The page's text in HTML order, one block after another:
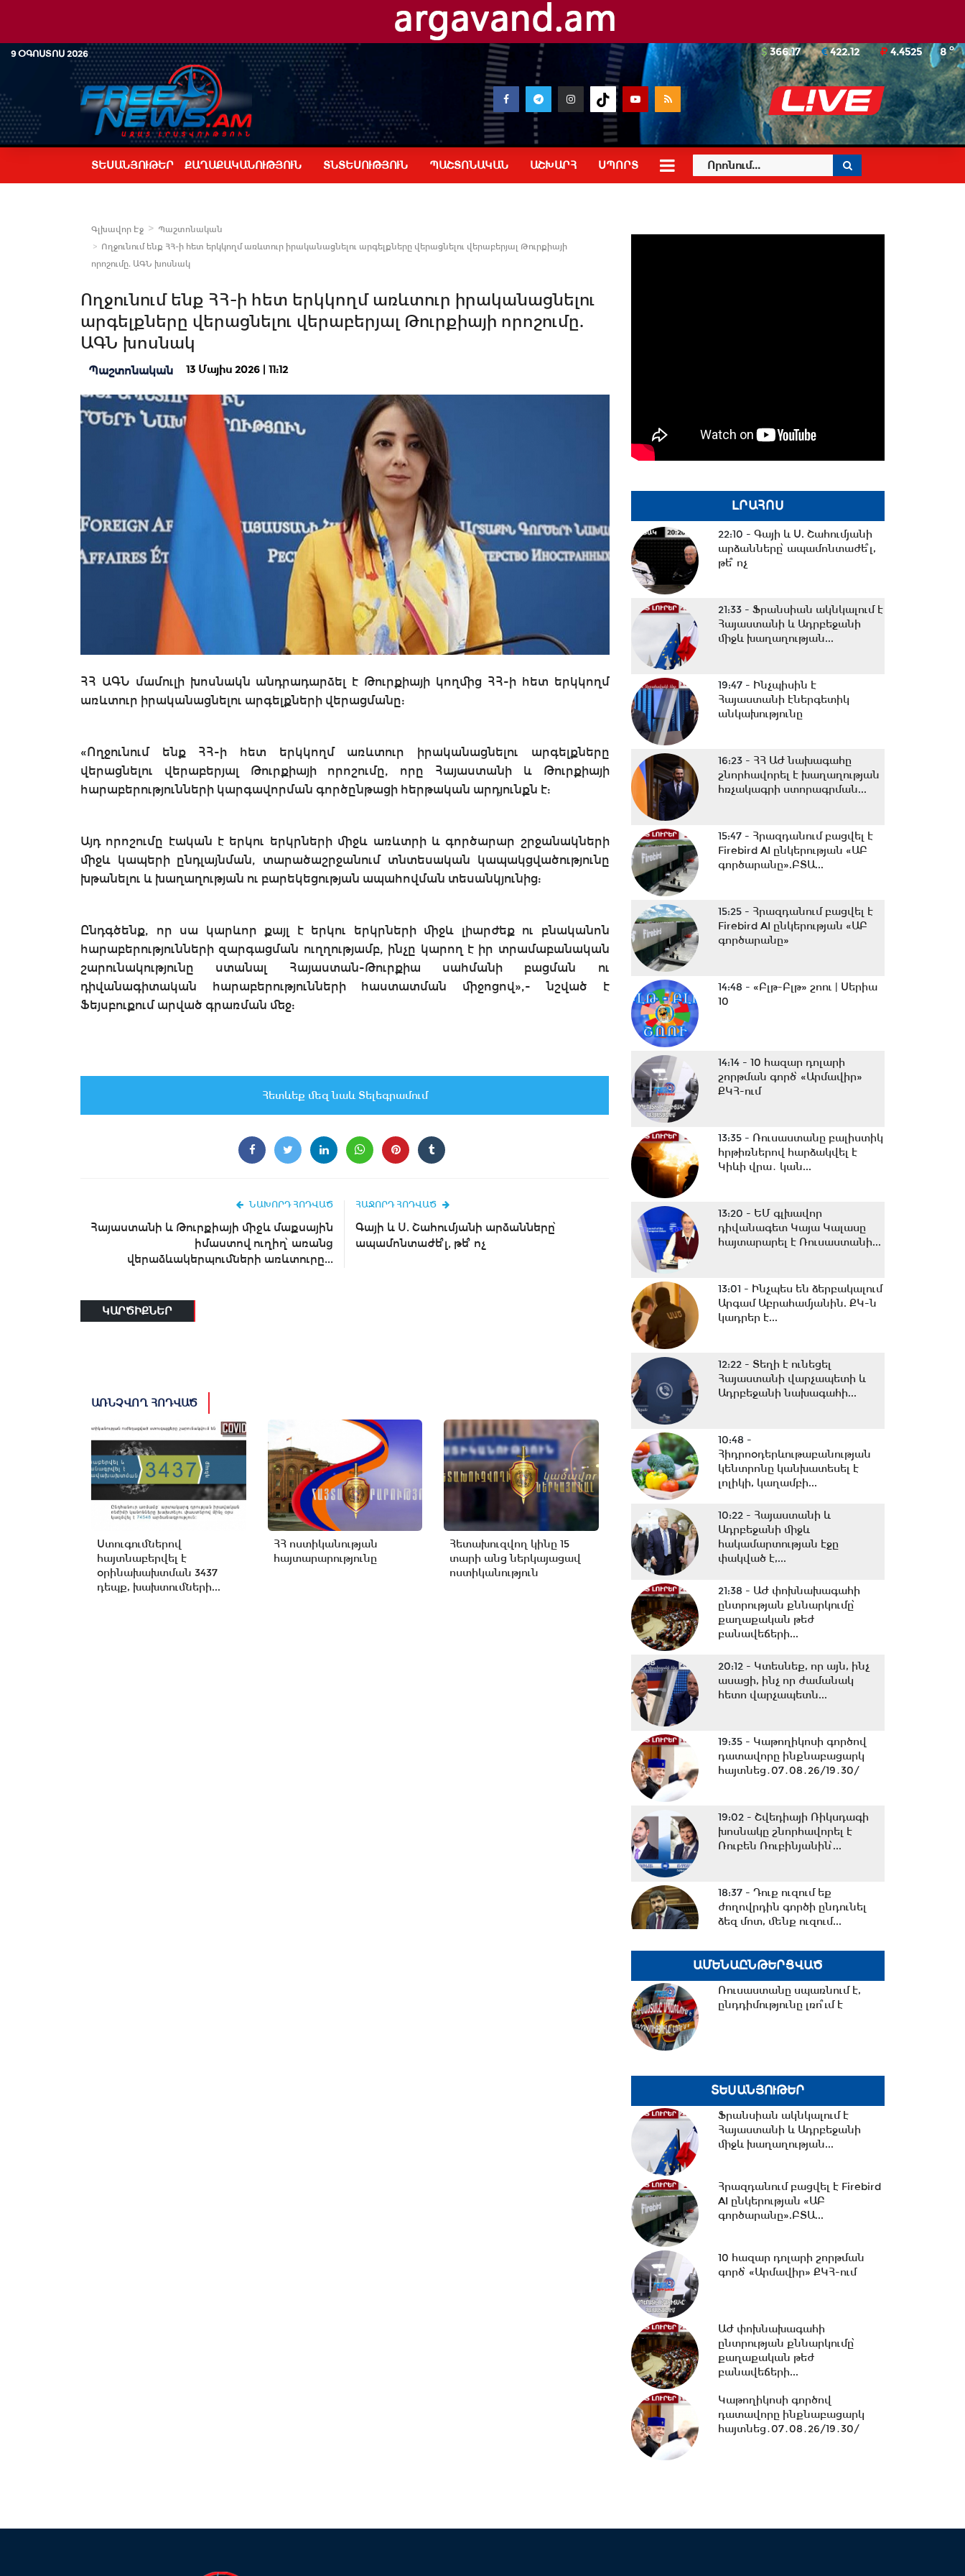
9 ՕԳՈՍՏՈՍ 2026 8o
366.17 422.12 4.4525
ՏԵՍԱՆՅՈՒԹԵՐ ՔԱՂԱՔԱԿԱՆՈՒԹՅՈՒՆ ՏՆՏԵՍՈՒԹՅՈՒՆ ՊԱՇՏՈՆԱԿԱՆ ԱՇԽԱՐՀ ՍՊՈՐՏ
Գլխավոր Էջ
Պաշտոնական
Ողջունում ենք ՀՀ-ի հետ երկկողմ առևտուր իրականացնելու արգելքները վերացնելու վերաբերյալ Թուրքիայի
որոշումը. ԱԳՆ խոսնակ
Ողջունում ենք ՀՀ-ի հետ երկկողմ առևտուր իրականացնելու
արգելքները վերացնելու վերաբերյալ Թուրքիայի որոշումը.
ԱԳՆ խոսնակ
Պաշտոնական 13 Մայիս 2026 | 11:12
ՀՀ ԱԳՆ մամուլի խոսնակն անդրադարձել է Թուրքիայի կողմից ՀՀ-ի հետ երկկողմ
առևտուր իրականացնելու արգելքների վերացմանը:
«Ողջունում ենք ՀՀ-ի հետ երկկողմ առևտուր իրականացնելու արգելքները
վերացնելու վերաբերյալ Թուրքիայի որոշումը, որը Հայաստանի և Թուրքիայի
հարաբերությունների կարգավորման գործընթացի հերթական արդյունքն է:
Այդ որոշումը էական է երկու երկրների միջև առևտրի և գործարար շրջանակների
միջև կապերի ընդլայնման, տարածաշրջանում տնտեսական կապակցվածությունը
խթանելու և խաղաղության ու բարեկեցության ապահովման տեսանկյունից:
Ընդգծենք, որ սա կարևոր քայլ է երկու երկրների միջև լիարժեք ու բնականոն
հարաբերությունների զարգացման ուղղությամբ, ինչը կարող է իր տրամաբանական
շարունակությունը ստանալ Հայաստան-Թուրքիա սահմանի բացման ու
դիվանագիտական հարաբերությունների հաստատման միջոցով»,- նշված է
Ֆեյսբուքում արված գրառման մեջ:
Հետևեք մեզ նաև Տելեգրամում
ՆԱԽՈՐԴ ՀՈԴՎԱԾ
Հայաստանի և Թուրքիայի միջև մաքսային
իմաստով ուղիղ՝ առանց
վերաձևակերպումների առևտուրը...
ՀԱՋՈՐԴ ՀՈԴՎԱԾ
Գայի և Ս. Շահումյանի արձանները՝
ապամոնտաժե՞լ, թե՞ ոչ
ԿԱՐԾԻՔՆԵՐ
ԱՌՆՉՎՈՂ ՀՈԴՎԱԾ
Ստուգումներով
հայտնաբերվել է
օրինախախտման 3437
դեպք, խախտումների...
ՀՀ ոստիկանության
հայտարարությունը
Հետախուզվող կինը 15
տարի անց ներկայացավ
ոստիկանություն
ԼՐԱՀՈՍ
22:10 - Գայի և Ս. Շահումյանի
արձանները՝ ապամոնտաժե՞լ,
թե՞ ոչ
21:33 - Ֆրանսիան ակնկալում է
Հայաստանի և Ադրբեջանի
միջև խաղաղության...
19:47 - Ինչպիսին է
Հայաստանի էներգետիկ
անկախությունը
16:23 - ՀՀ ԱԺ նախագահը
շնորհավորել է խաղաղության
հռչակագրի ստորագրման...
15:47 - Հրազդանում բացվել է
Firebird AI ընկերության «ԱԲ
գործարանը».ԲՏԱ...
15:25 - Հրազդանում բացվել է
Firebird AI ընկերության «ԱԲ
գործարանը»
14:48 - «Բլթ-Բլթ» շոու | Սերիա
10
14:14 - 10 հազար դոլարի
շորթման գործ՝ «Արմավիր»
ՔԿՀ-ում
13:35 - Ռուսաստանը բալիստիկ
հրթիռներով հարձակվել է
Կիևի վրա․ կան...
13:20 - ԵՄ գլխավոր
դիվանագետ Կայա Կալասը
հայտարարել է Ռուսաստանի...
13:01 - Ինչպես են ձերբակալում
Արգամ Աբրահամյանին. ՔԿ-ն
կադրեր է...
12:22 - Տեղի է ունեցել
Հայաստանի վարչապետի և
Ադրբեջանի նախագահի...
10:48 -
Հիդրոօդերևութաբանության
կենտրոնը կանխատեսել է
լոլիկի, կաղամբի...
10:22 - Հայաստանի և
Ադրբեջանի միջև
հակամարտության էջը
փակված է,...
21:38 - ԱԺ փոխնախագահի
ընտրության քննարկումը՝
քաղաքական թեժ
բանավեճերի...
20:12 - Կտեսնեք, որ այն, ինչ
ասացի, ինչ որ ժամանակ
հետո վարչապետն...
19:35 - Կաթողիկոսի գործով
դատավորը ինքնաբացարկ
հայտնեց․07․08․26/19․30/
19:02 - Շվեդիայի Ռիկսդագի
խոսնակը շնորհավորել է
Ռուբեն Ռուբինյանին՝...
18:37 - Դուք ուզում եք
ժողովրդին գործի ընդունել
ձեզ մոտ, մենք ուզում...
18:02 -Ազատ շփում Գնել
Սարգսյանի հետ | 07.08.2026
քաղաքացիություն...
17:05 -Պապիկյանի
մասնակցությամբ
քարոզարշավը խոչընդոտելու
16:38 -Տաթև համայնքի
նախկին ղեկավար Մուրադ
Սիմոնյանից կբռնագանձվի...
16:07 -ՀԷՑ-ում հաշվիչների
15:30 -Փաշինյան․ ՌԴ
սահմանափակումները
վնասում են ԵԱՏՄ-ի
14:32 -ՌԴ-ի կողմից 5
միլիարդի զենքի վաճառքն
ԱՄԵՆԱԸՆԹԵՐՑՎԱԾ
Ռուսաստանը սպառնում է,
ընդդիմությունը լռո՞ւմ է
ՏԵՍԱՆՅՈՒԹԵՐ
Ֆրանսիան ակնկալում է
Հայաստանի և Ադրբեջանի
միջև խաղաղության...
Հրազդանում բացվել է Firebird
AI ընկերության «ԱԲ
գործարանը».ԲՏԱ...
10 հազար դոլարի շորթման
գործ՝ «Արմավիր» ՔԿՀ-ում
ԱԺ փոխնախագահի
ընտրության քննարկումը՝
քաղաքական թեժ
բանավեճերի...
Կաթողիկոսի գործով
դատավորը ինքնաբացարկ
հայտնեց․07․08․26/19․30/